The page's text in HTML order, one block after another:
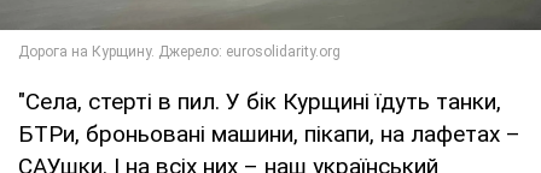
"Села, стерті в пил. У бік Курщині їдуть танки,
БТРи, броньовані машини, пікапи, на лафетах –
САУшки. І на всіх них – наш український